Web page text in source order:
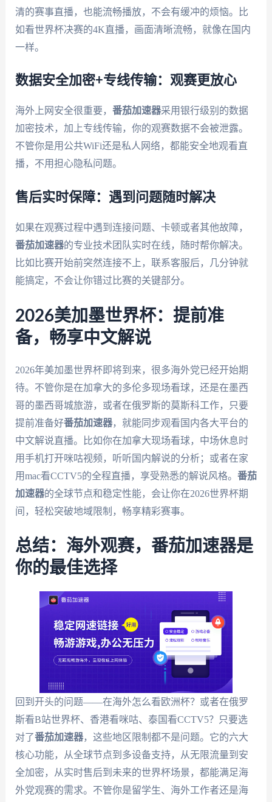
清的赛事直播，也能流畅播放，不会有缓冲的烦恼。比
如看世界杯决赛的4K直播，画面清晰流畅，就像在国内
一样。
数据安全加密+专线传输：观赛更放心
海外上网安全很重要， 番茄加速器采用银行级别的数据
加密技术，加上专线传输，你的观赛数据不会被泄露。
不管你是用公共WiFi还是私人网络，都能安全地观看直
播，不用担心隐私问题。
售后实时保障：遇到问题随时解决
如果在观赛过程中遇到连接问题、卡顿或者其他故障，
番茄加速器的专业技术团队实时在线，随时帮你解决。
比如比赛开始前突然连接不上，联系客服后，几分钟就
能搞定，不会让你错过比赛的关键部分。
2026美加墨世界杯：提前准
备，畅享中文解说
2026年美加墨世界杯即将到来，很多海外党已经开始期
待。不管你是在加拿大的多伦多现场看球，还是在墨西
哥的墨西哥城旅游，或者在俄罗斯的莫斯科工作，只要
提前准备好番茄加速器，就能同步观看国内各大平台的
中文解说直播。比如你在加拿大现场看球，中场休息时
用手机打开咪咕视频，听听国内解说的分析；或者在家
用mac看CCTV5的全程直播，享受熟悉的解说风格。 番茄
加速器的全球节点和稳定性能，会让你在2026世界杯期
间，轻松突破地域限制，畅享精彩赛事。
总结：海外观赛，番茄加速器是
你的最佳选择
回到开头的问题——在海外怎么看欧洲杯？或者在俄罗
斯看B站世界杯、香港看咪咕、泰国看CCTV5？只要选
对了番茄加速器，这些地区限制都不是问题。它的六大
核心功能，从全球节点到多设备支持，从无限流量到安
全加密，从实时售后到未来的世界杯场景，都能满足海
外党观赛的需求。不管你是留学生、海外工作者还是海